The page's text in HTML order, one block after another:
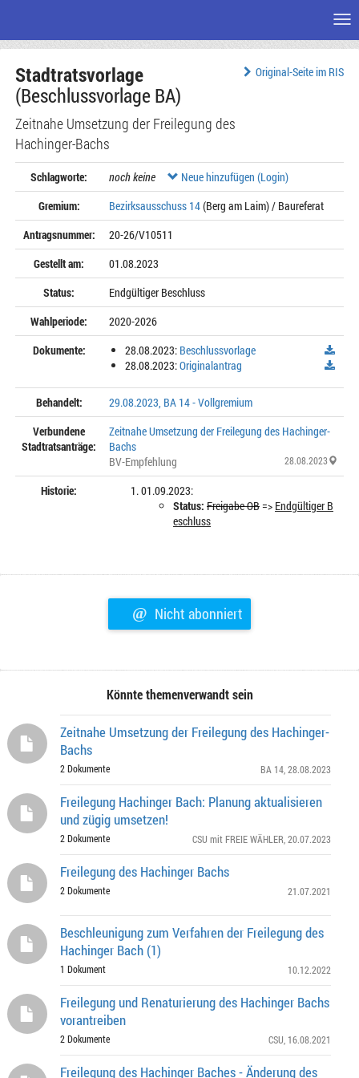
Seiteninhalt
Original-Seite im RIS
Stadtratsvorlage
(Beschlussvorlage BA)
Zeitnahe Umsetzung der Freilegung des
Hachinger-Bachs
Schlagworte: noch keine
Neue hinzufügen (Login)
Gremium:
Bezirksausschuss 14(Berg am Laim) / Baureferat
Antragsnummer:
20-26/V10511
Gestellt am:
01.08.2023
Status:
Endgültiger Beschluss
Wahlperiode:
2020-2026
Dokumente:
28.08.2023: Beschlussvorlage
28.08.2023:Originalantrag
Behandelt:
29.08.2023, BA 14 - Vollgremium
Verbundene
Stadtratsanträge:
Zeitnahe Umsetzung der Freilegung des Hachinger-
Bachs
BV-Empfehlung
28.08.2023
Historie:
01.09.2023:
Status: Freigabe OB=> Endgültiger B
eschluss
@ Nicht abonniert
Könnte themenverwandt sein
Zeitnahe Umsetzung der Freilegung des Hachinger-
Bachs
2 Dokumente BA 14 , 28.08.2023
Freilegung Hachinger Bach: Planung aktualisieren
und zügig umsetzen!
2 Dokumente CSU mit FREIE WÄHLER , 20.07.2023
Freilegung des Hachinger Bachs
2 Dokumente 21.07.2021
Beschleunigung zum Verfahren der Freilegung des
Hachinger Bach (1)
1 Dokument 10.12.2022
Freilegung und Renaturierung des Hachinger Bachs
vorantreiben
2 Dokumente CSU , 16.08.2021
Freilegung des Hachinger Baches - Änderung des